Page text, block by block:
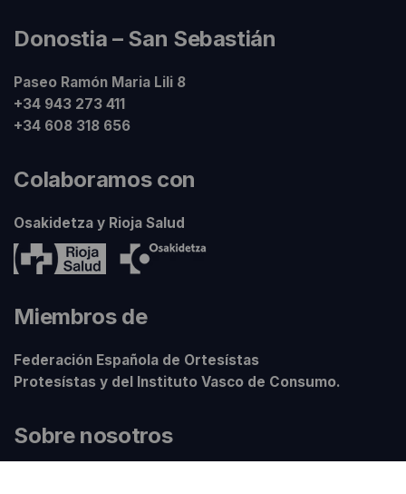
Donostia – San Sebastián
Paseo Ramón Maria Lili 8
+34 943 273 411
+34 608 318 656
Colaboramos con
Osakidetza y Rioja Salud
Miembros de
Federación Española de Ortesístas
Protesístas y del Instituto Vasco de Consumo.
Sobre nosotros